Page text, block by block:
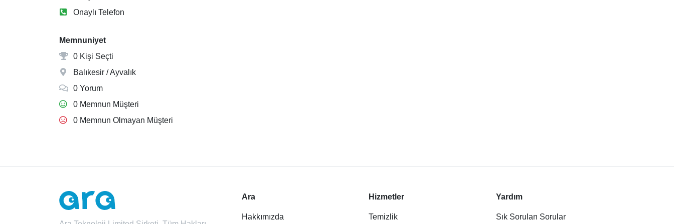
Onaylı Telefon
Memnuniyet
0 Kişi Seçti
Balıkesir / Ayvalık
0 Yorum
0 Memnun Müşteri
0 Memnun Olmayan Müşteri
Ara
Hakkımızda
Hizmetler
Temizlik
Yardım
Sık Sorulan Sorular